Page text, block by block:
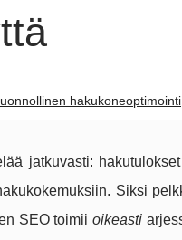
hakukoneoptimointi
jatkuvasti:
Siksi
SEO toimii oikeasti